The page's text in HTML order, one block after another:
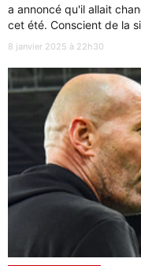
a annoncé qu'il allait
cet été. Conscient de la
8 janvier 2025 à 22h30